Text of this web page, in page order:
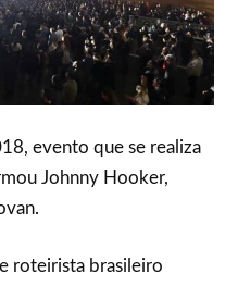
evento que se realiza
Johnny Hooker,
roteirista brasileiro